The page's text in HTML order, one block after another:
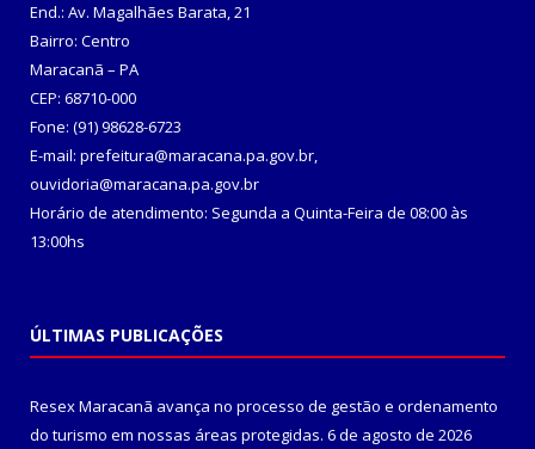
End.: Av. Magalhães Barata, 21
Bairro: Centro
Maracanã – PA
CEP: 68710-000
Fone: (91) 98628-6723
E-mail: prefeitura@maracana.pa.gov.br,
ouvidoria@maracana.pa.gov.br
Horário de atendimento: Segunda a Quinta-Feira de 08:00 às
13:00hs
ÚLTIMAS PUBLICAÇÕES
Resex Maracanã avança no processo de gestão e ordenamento
do turismo em nossas áreas protegidas. 6 de agosto de 2026